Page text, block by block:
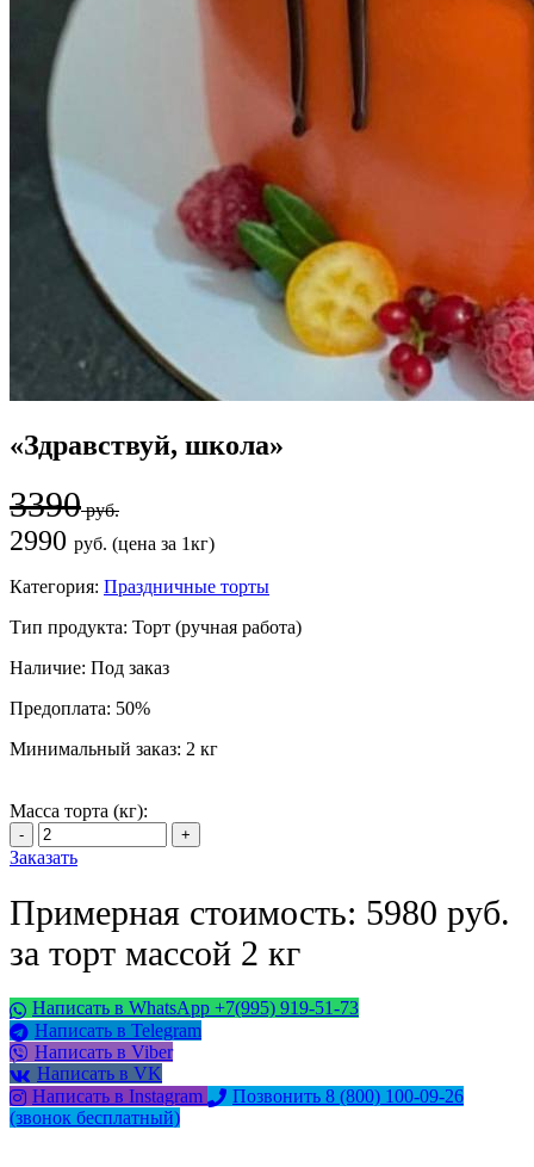
«Здравствуй, школа»
3390руб.
2990 руб. (цена за 1кг)
Категория: Праздничные торты
Тип продукта: Торт (ручная работа)
Наличие: Под заказ
Предоплата: 50%
Минимальный заказ: 2 кг
Масса торта (кг):
Заказать
Примерная стоимость: 5980 руб.
за торт массой 2 кг
Написать в WhatsApp +7(995) 919-51-73
Написать в Telegram
Написать в Viber
Написать в VK
Написать в Instagram
Позвонить 8 (800) 100-09-26
(звонок бесплатный)